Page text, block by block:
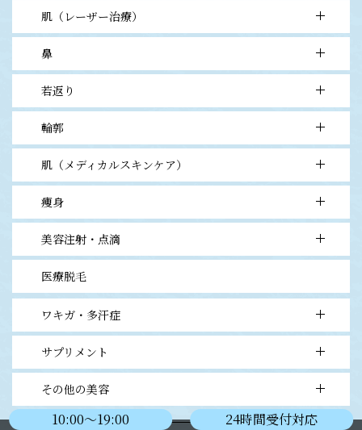
10:00〜19:00 24時間受付対応
- 1point埋没法（1点留）
- ナチュラル埋没法（2点留）
- ナチュラルオーダーメイド埋没法（3点留）
- 二重切開法
- 目頭切開法
- 上まぶたタルミ取り
- 眉下切開タルミ取り
- 眼瞼下垂
肌（レーザー治療）
- フォトフェイシャルM22ステラ
- 肝斑レーザートーニング
- CO2レーザー
- QスイッチYAGレーザー
鼻
- ヒアルロン酸
若返り
- ヒアルロン酸
- ボトックスビスタ
- 高濃度PRP皮膚再生
- シルエットソフト（3D LIFT）
- シャークリフト(ブロック、バタフライ)
- 医療ハイフ(HIFU)
- テノール
- ダーマペン4
- GeneoX（ジェネオエックス）
輪郭
- ヒアルロン酸
- BNLS FAT BURN
肌（メディカルスキンケア）
- 各種ピーリング治療
- エレクトロポレーション
- イオン導入
痩身
- ダイエット処方
- BNLS FAT BURN
美容注射・点滴
- 高濃度ビタミンC点滴・注射
医療脱毛
ワキガ・多汗症
- ボトックスビスタ
サプリメント
- NMN
その他の美容